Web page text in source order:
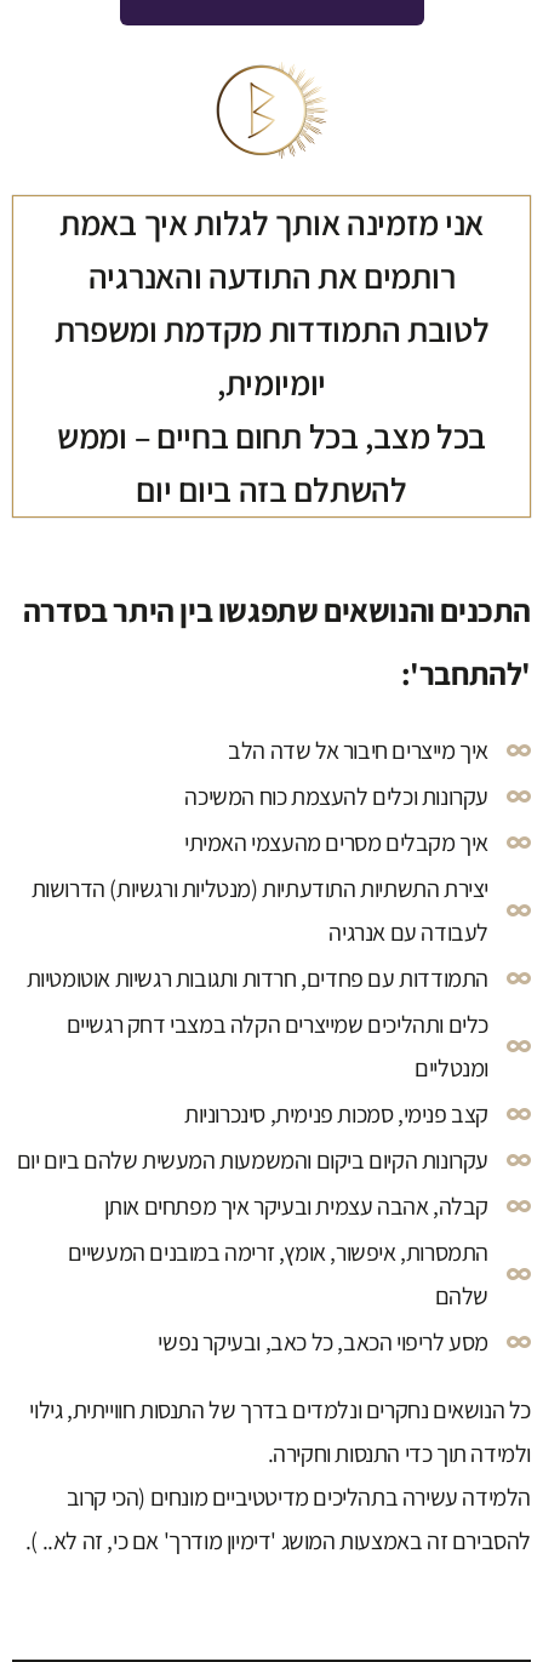
אני מזמינה אותך לגלות איך באמת
רותמים את התודעה והאנרגיה
לטובת התמודדות מקדמת ומשפרת
יומיומית,
בכל מצב, בכל תחום בחיים – וממש
להשתלם בזה ביום יום
התכנים והנושאים שתפגשו בין היתר בסדרה
'להתחבר':
איך מייצרים חיבור אל שדה הלב
עקרונות וכלים להעצמת כוח המשיכה
איך מקבלים מסרים מהעצמי האמיתי
יצירת התשתיות התודעתיות (מנטליות ורגשיות) הדרושות
לעבודה עם אנרגיה
התמודדות עם פחדים, חרדות ותגובות רגשיות אוטומטיות
כלים ותהליכים שמייצרים הקלה במצבי דחק רגשיים
ומנטליים
קצב פנימי, סמכות פנימית, סינכרוניות
עקרונות הקיום ביקום והמשמעות המעשית שלהם ביום יום
קבלה, אהבה עצמית ובעיקר איך מפתחים אותן
התמסרות, איפשור, אומץ, זרימה במובנים המעשיים
שלהם
מסע לריפוי הכאב, כל כאב, ובעיקר נפשי
כל הנושאים נחקרים ונלמדים בדרך של התנסות חווייתית, גילוי
ולמידה תוך כדי התנסות וחקירה.
הלמידה עשירה בתהליכים מדיטטיביים מונחים (הכי קרוב
להסבירם זה באמצעות המושג 'דימיון מודרך' אם כי, זה לא.. ).